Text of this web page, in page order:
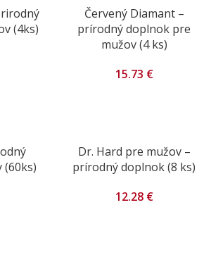
(4ks)
Červený Diamant –
prírodný doplnok pre
mužov (4 ks)
15.73 €
Dr. Hard pre mužov –
prírodný doplnok (8 ks)
12.28 €